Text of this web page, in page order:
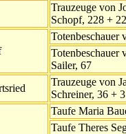
Trauzeuge von
Schopf, 228 +
Totenbeschauer
Totenbeschauer
Sailer, 67
Trauzeuge von
Schreiner, 36 +
Taufe Maria
Taufe Theres